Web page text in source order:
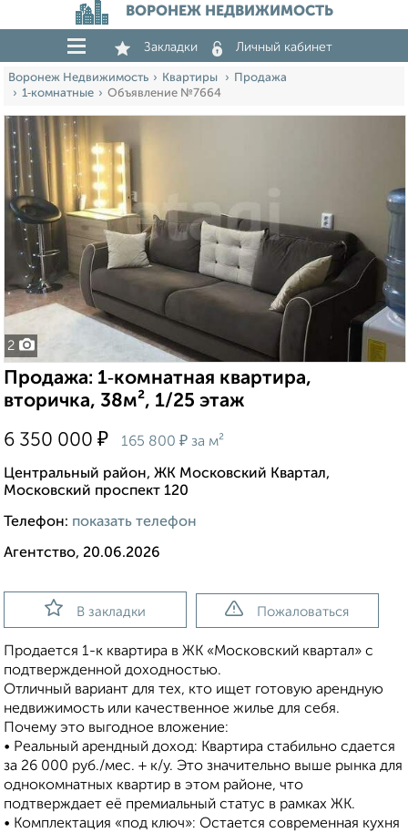
ВОРОНЕЖ НЕДВИЖИМОСТЬ
Закладки Личный кабинет
Воронеж Недвижимость Квартиры
Продажа
1‑комнатные
Объявление №7664
2
Продажа: 1‑комнатная квартира,
вторичка, 38м², 1/25 этаж
6 350 000 ₽ 165 800 ₽ за м²
Центральный район, ЖК Московский Квартал,
Московский проспект 120
Телефон: показать телефон
Агентство, 20.06.2026
В закладки Пожаловаться
Пpодaeтся 1-к квартира в ЖK «Mосковский квартaл» c
пoдтвeржденной доходностью.
Отличный вариант для тех, кто ищет готовую арендную
недвижимость или качественное жилье для себя.
Почему это выгодное вложение:
• Реальный арендный доход: Квартира стабильно сдается
за 26 000 руб./мес. + к/у. Это значительно выше рынка для
однокомнатных квартир в этом районе, что
подтверждает её премиальный статус в рамках ЖК.
• Комплектация «под ключ»: Остается современная кухня